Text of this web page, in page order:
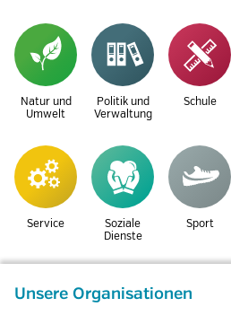
Natur und
Umwelt
Politik und
Verwaltung
Schule
Service
Soziale
Dienste
Sport
Unsere Organisationen